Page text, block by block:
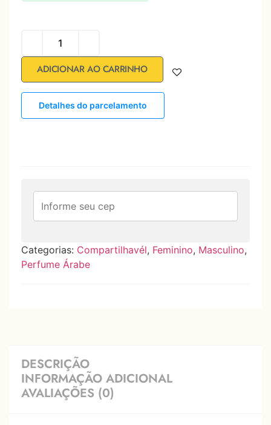
ADICIONAR AO CARRINHO
Detalhes do parcelamento
Categorias: Compartilhavél, Feminino, Masculino,
Perfume Árabe
DESCRIÇÃO
INFORMAÇÃO ADICIONAL
AVALIAÇÕES (0)